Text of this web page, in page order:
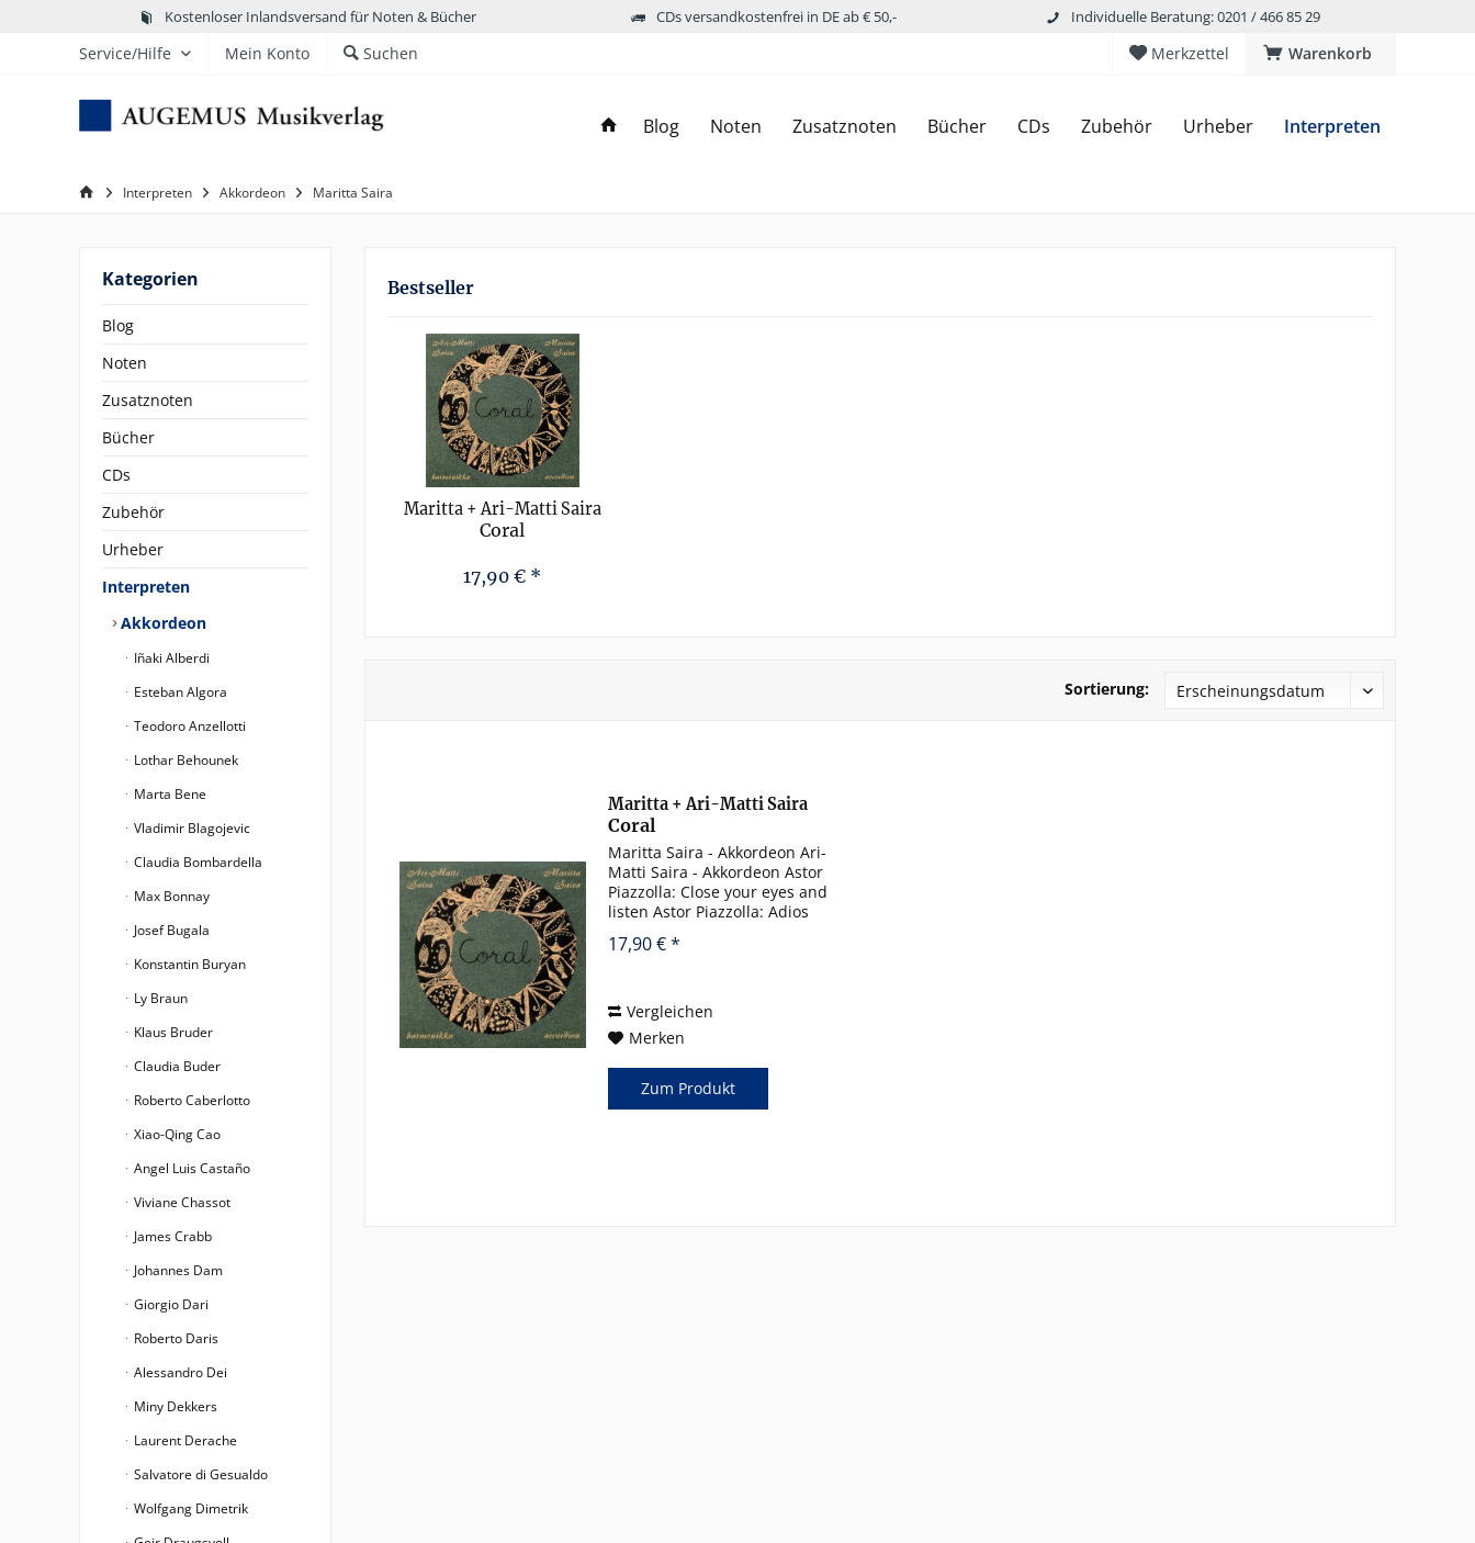
Kostenloser Inlandsversand für Noten & Bücher CDs versandkostenfrei in DE ab € 50,- Individuelle Beratung: 0201 / 466 85 29
Warenkorb
Merkzettel
Service/Hilfe Mein Konto Suchen
Blog Noten Zusatznoten Bücher CDs Zubehör Urheber Interpreten
Interpreten Akkordeon Maritta Saira
Kategorien
Blog
Noten
Zusatznoten
Bücher
CDs
Zubehör
Urheber
Interpreten
Akkordeon
Iñaki Alberdi
Esteban Algora
Teodoro Anzellotti
Lothar Behounek
Marta Bene
Vladimir Blagojevic
Claudia Bombardella
Max Bonnay
Josef Bugala
Konstantin Buryan
Ly Braun
Klaus Bruder
Claudia Buder
Roberto Caberlotto
Xiao-Qing Cao
Angel Luis Castaño
Viviane Chassot
James Crabb
Johannes Dam
Giorgio Dari
Roberto Daris
Alessandro Dei
Miny Dekkers
Laurent Derache
Salvatore di Gesualdo
Wolfgang Dimetrik
Bestseller
Maritta + Ari-Matti Saira
Coral
17,90 € *
Sortierung:
Maritta + Ari-Matti Saira
Coral
Maritta Saira - Akkordeon Ari-
Matti Saira - Akkordeon Astor
Piazzolla: Close your eyes and
listen Astor Piazzolla: Adios
a-Moll Antonio Soler: Concierto D-
17,90 € *
Vergleichen
Merken
Zum Produkt